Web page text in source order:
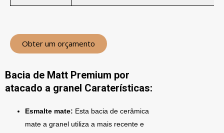
Obter um orçamento
Bacia de Matt Premium por
atacado a granel Caraterísticas:
Esmalte mate: Esta bacia de cerâmica
mate a granel utiliza a mais recente e